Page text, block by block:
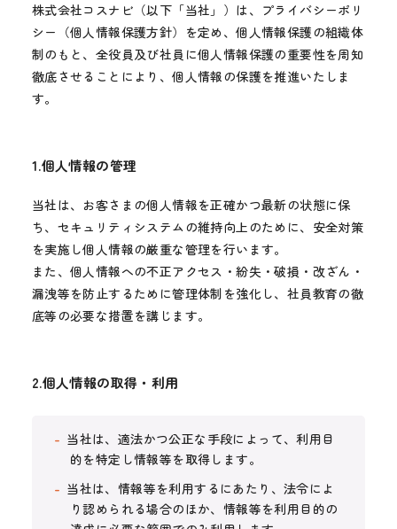
株式会社コスナビ（以下「当社」）は、プライバシーポリ
シー（個人情報保護方針）を定め、個人情報保護の組織体
制のもと、全役員及び社員に個人情報保護の重要性を周知
徹底させることにより、個人情報の保護を推進いたしま
す。
1.個人情報の管理
当社は、お客さまの個人情報を正確かつ最新の状態に保
ち、セキュリティシステムの維持向上のために、安全対策
を実施し個人情報の厳重な管理を行います。
また、個人情報への不正アクセス・紛失・破損・改ざん・
漏洩等を防止するために管理体制を強化し、社員教育の徹
底等の必要な措置を講じます。
2.個人情報の取得・利用
当社は、適法かつ公正な手段によって、利用目
的を特定し情報等を取得します。
当社は、情報等を利用するにあたり、法令によ
り認められる場合のほか、情報等を利用目的の